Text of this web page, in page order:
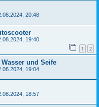
20:48
19:40
1 2
und Seife
19:04
18:57